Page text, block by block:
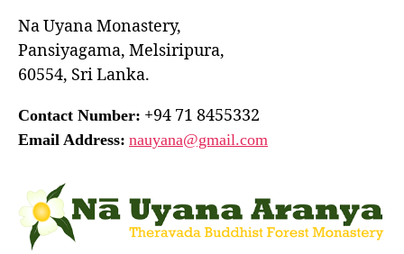
Na Uyana Monastery,
Pansiyagama, Melsiripura,
60554, Sri Lanka.
Contact Number: +94 71 8455332
Email Address: nauyana@gmail.com